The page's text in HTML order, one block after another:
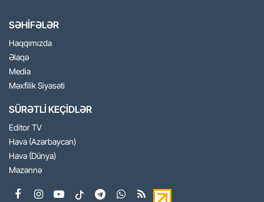
SƏHİFƏLƏR
Haqqımızda
Əlaqə
Media
Məxfilik Siyasəti
SÜRƏTLİ KEÇİDLƏR
Editor TV
Hava (Azərbaycan)
Hava (Dünya)
Məzənnə